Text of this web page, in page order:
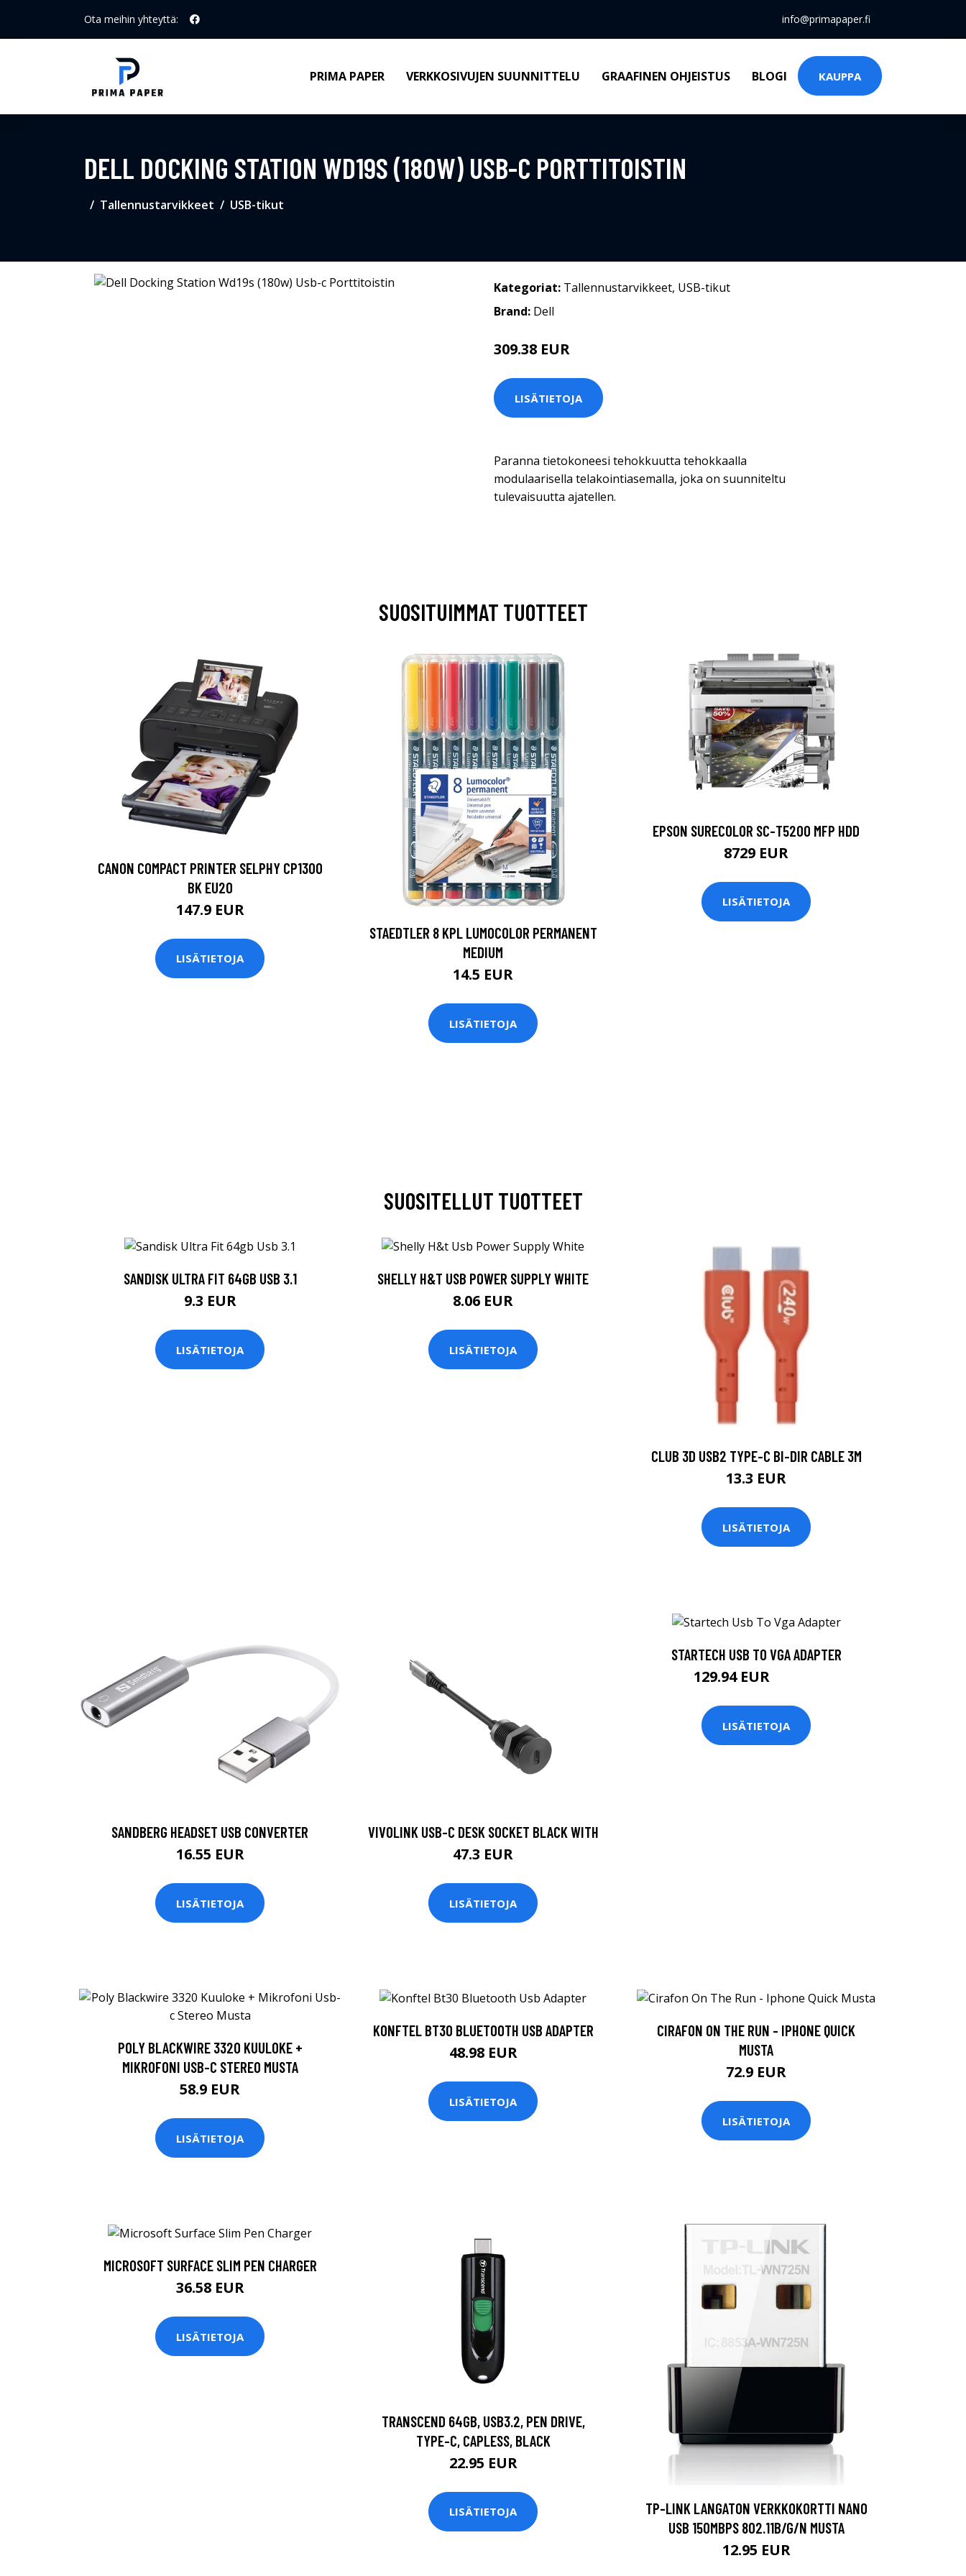
Ota meihin yhteyttä: info@primapaper.fi
PRIMA PAPER VERKKOSIVUJEN SUUNNITTELU GRAAFINEN OHJEISTUS BLOGI KAUPPA
DELL DOCKING STATION WD19S (180W) USB-C PORTTITOISTIN
Tallennustarvikkeet USB-tikut
Kategoriat: Tallennustarvikkeet, USB-tikut
Brand: Dell
309.38 EUR
LISÄTIETOJA
Paranna tietokoneesi tehokkuutta tehokkaalla
modulaarisella telakointiasemalla, joka on suunniteltu
tulevaisuutta ajatellen.
SUOSITUIMMAT TUOTTEET
CANON COMPACT PRINTER SELPHY CP1300
BK EU20
147.9 EUR
LISÄTIETOJA
STAEDTLER 8 KPL LUMOCOLOR PERMANENT
MEDIUM
14.5 EUR
LISÄTIETOJA
EPSON SURECOLOR SC-T5200 MFP HDD
8729 EUR
LISÄTIETOJA
SUOSITELLUT TUOTTEET
SANDISK ULTRA FIT 64GB USB 3.1
9.3 EUR
LISÄTIETOJA
SHELLY H&T USB POWER SUPPLY WHITE
8.06 EUR
LISÄTIETOJA
CLUB 3D USB2 TYPE-C BI-DIR CABLE 3M
13.3 EUR
LISÄTIETOJA
SANDBERG HEADSET USB CONVERTER
16.55 EUR
LISÄTIETOJA
VIVOLINK USB-C DESK SOCKET BLACK WITH
47.3 EUR
LISÄTIETOJA
STARTECH USB TO VGA ADAPTER
129.94 EUR
LISÄTIETOJA
POLY BLACKWIRE 3320 KUULOKE +
MIKROFONI USB-C STEREO MUSTA
58.9 EUR
LISÄTIETOJA
KONFTEL BT30 BLUETOOTH USB ADAPTER
48.98 EUR
LISÄTIETOJA
CIRAFON ON THE RUN - IPHONE QUICK
MUSTA
72.9 EUR
LISÄTIETOJA
MICROSOFT SURFACE SLIM PEN CHARGER
36.58 EUR
LISÄTIETOJA
TRANSCEND 64GB, USB3.2, PEN DRIVE,
TYPE-C, CAPLESS, BLACK
22.95 EUR
LISÄTIETOJA
TP-LINK LANGATON VERKKOKORTTI NANO
USB 150MBPS 802.11B/G/N MUSTA
12.95 EUR